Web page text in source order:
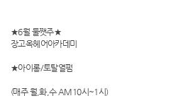
★6월 둘쨋주★
장고옥헤어아카데미
★아이롱/토탈열펌
(매주 월,화,수 AM10시~1시)